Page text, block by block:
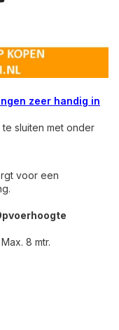
zeer handig in
sluiten met onder
voor een
8 mtr.